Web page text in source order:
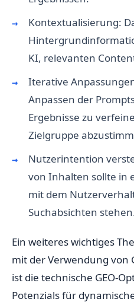
Kontextualisierung:
KI, relevanten
Iterative
Anpassen der
Ergebnisse zu
Zielgruppe
Nutzerintention
von Inhalten sollte in
mit dem
Suchabsichten
Ein weiteres wichtiges
mit der Verwendung von
ist die technische GEO-
Potenzials für